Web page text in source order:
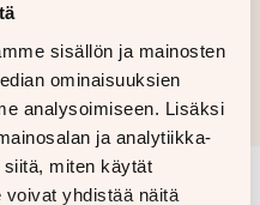
sisällön ja mainosten
ominaisuuksien
analysoimiseen. Lisäksi
ja analytiikka-
miten käytät
yhdistää näitä
ja edellyttää hyväksytyn